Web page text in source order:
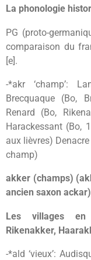
La phonologie
PG (proto-
comparaison du
[e].
-*akr ‘champ’:
Brecquaque (Bo,
Renard (Bo,
Harackessant (Bo,
aux lièvres)
champ)
akker (champs)
ancien saxon ackar)
Les villages en
Rikenakker,
-*ald ‘vieux’: